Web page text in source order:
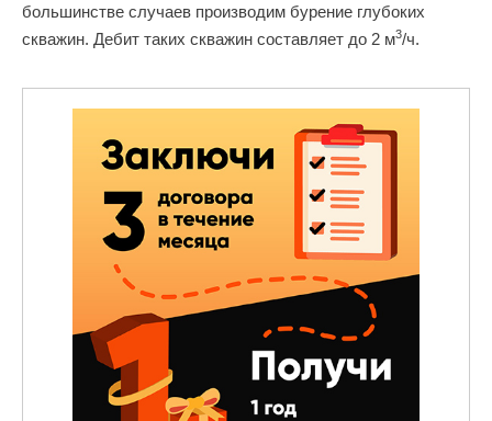
большинстве случаев производим бурение глубоких
скважин. Дебит таких скважин составляет до 2 м3/ч.